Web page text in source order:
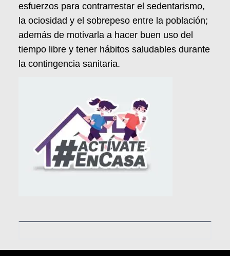
esfuerzos para contrarrestar el sedentarismo,
la ociosidad y el sobrepeso entre la población;
además de motivarla a hacer buen uso del
tiempo libre y tener hábitos saludables durante
la contingencia sanitaria.